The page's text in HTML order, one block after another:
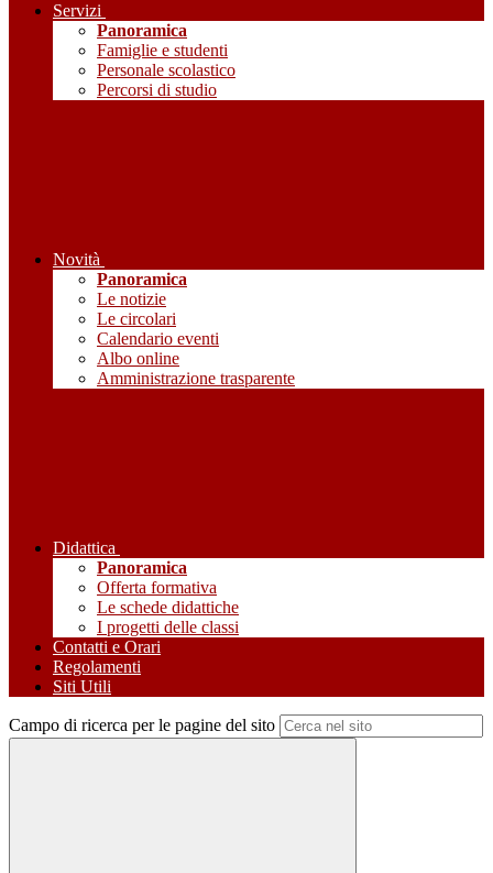
Servizi
Panoramica
Famiglie e studenti
Personale scolastico
Percorsi di studio
Novità
Panoramica
Le notizie
Le circolari
Calendario eventi
Albo online
Amministrazione trasparente
Didattica
Panoramica
Offerta formativa
Le schede didattiche
I progetti delle classi
Contatti e Orari
Regolamenti
Siti Utili
Campo di ricerca per le pagine del sito